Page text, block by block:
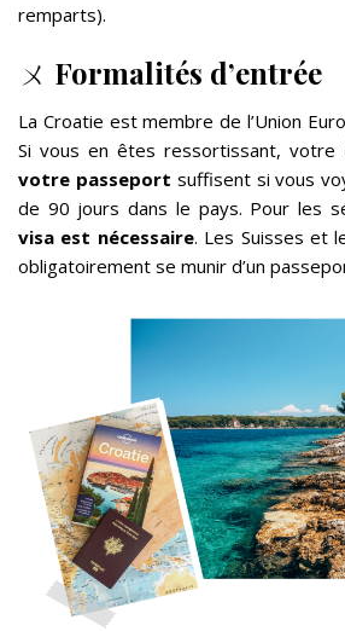
remparts).
ㄨ Formalités d’entrée
La Croatie est membre de l’Union
Si vous en êtes ressortissant, votre
votre passeport suffisent si vous
de 90 jours dans le pays. Pour les
visa est nécessaire. Les Suisses et
obligatoirement se munir d’un